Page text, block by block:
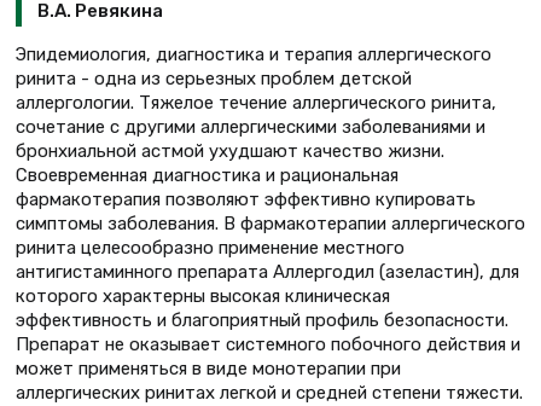
В.А. Ревякина
Эпидемиология, диагностика и терапия аллергического
ринита - одна из серьезных проблем детской
аллергологии. Тяжелое течение аллергического ринита,
сочетание с другими аллергическими заболеваниями и
бронхиальной астмой ухудшают качество жизни.
Своевременная диагностика и рациональная
фармакотерапия позволяют эффективно купировать
симптомы заболевания. В фармакотерапии аллергического
ринита целесообразно применение местного
антигистаминного препарата Аллергодил (азеластин), для
которого характерны высокая клиническая
эффективность и благоприятный профиль безопасности.
Препарат не оказывает системного побочного действия и
может применяться в виде монотерапии при
аллергических ринитах легкой и средней степени тяжести.